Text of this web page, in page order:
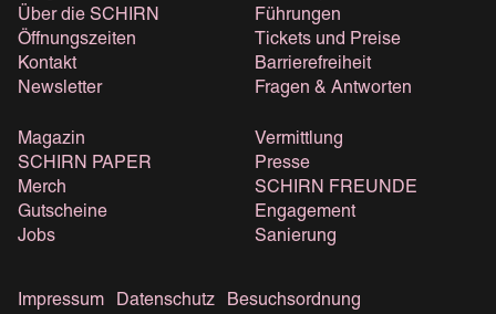
Über die SCHIRN
Öffnungszeiten
Kontakt
Newsletter
Führungen
Tickets und Preise
Barrierefreiheit
Fragen & Antworten
Magazin
SCHIRN PAPER
Merch
Gutscheine
Jobs
Vermittlung
Presse
SCHIRN FREUNDE
Engagement
Sanierung
Impressum Datenschutz Besuchsordnung